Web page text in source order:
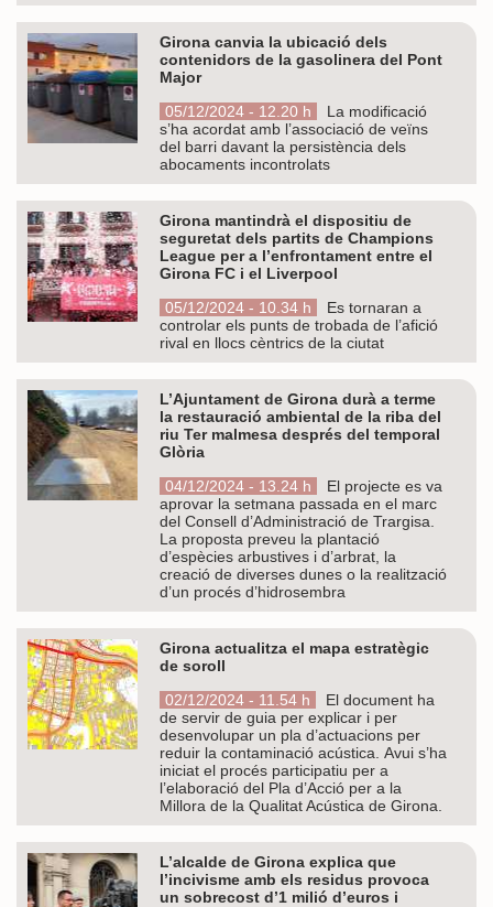
Girona canvia la ubicació dels
contenidors de la gasolinera del Pont
Major
05/12/2024 - 12.20 h
La modificació
s’ha acordat amb l’associació de veïns
del barri davant la persistència dels
abocaments incontrolats
Girona mantindrà el dispositiu de
seguretat dels partits de Champions
League per a l’enfrontament entre el
Girona FC i el Liverpool
05/12/2024 - 10.34 h
Es tornaran a
controlar els punts de trobada de l’afició
rival en llocs cèntrics de la ciutat
L’Ajuntament de Girona durà a terme
la restauració ambiental de la riba del
riu Ter malmesa després del temporal
Glòria
04/12/2024 - 13.24 h
El projecte es va
aprovar la setmana passada en el marc
del Consell d’Administració de Trargisa.
La proposta preveu la plantació
d’espècies arbustives i d’arbrat, la
creació de diverses dunes o la realització
d’un procés d’hidrosembra
Girona actualitza el mapa estratègic
de soroll
02/12/2024 - 11.54 h
El document ha
de servir de guia per explicar i per
desenvolupar un pla d’actuacions per
reduir la contaminació acústica. Avui s’ha
iniciat el procés participatiu per a
l’elaboració del Pla d’Acció per a la
Millora de la Qualitat Acústica de Girona.
L’alcalde de Girona explica que
l’incivisme amb els residus provoca
un sobrecost d’1 milió d’euros i